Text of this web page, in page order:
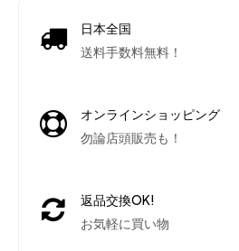
日本全国
送料手数料無料！
オンラインショッピング
勿論店頭販売も！
返品交換OK!
お気軽に買い物